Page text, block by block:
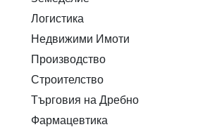
Логистика
Недвижими Имоти
Производство
Строителство
Търговия на Дребно
Фармацевтика